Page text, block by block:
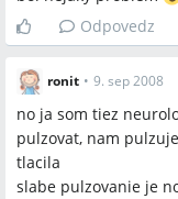
Odpovedz
ronit • 9. sep 2008
no ja som tiez
pulzovat, nam
tlacila
slabe pulzovanie je